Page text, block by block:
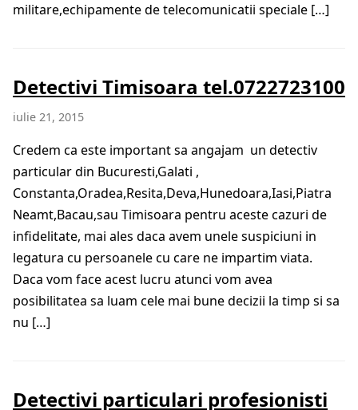
militare,echipamente de telecomunicatii speciale […]
Detectivi Timisoara tel.0722723100
iulie 21, 2015
Credem ca este important sa angajam un detectiv
particular din Bucuresti,Galati ,
Constanta,Oradea,Resita,Deva,Hunedoara,Iasi,Piatra
Neamt,Bacau,sau Timisoara pentru aceste cazuri de
infidelitate, mai ales daca avem unele suspiciuni in
legatura cu persoanele cu care ne impartim viata.
Daca vom face acest lucru atunci vom avea
posibilitatea sa luam cele mai bune decizii la timp si sa
nu […]
Detectivi particulari profesionisti